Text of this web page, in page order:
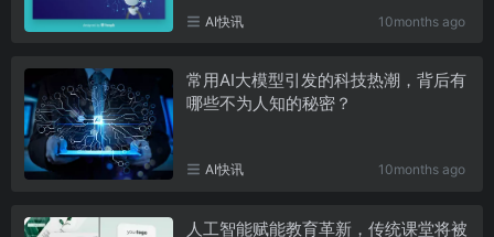
AI快讯 10months ago
常用AI大模型引发的科技热潮，背后有
哪些不为人知的秘密？
AI快讯 10months ago
人工智能赋能教育革新，传统课堂将被